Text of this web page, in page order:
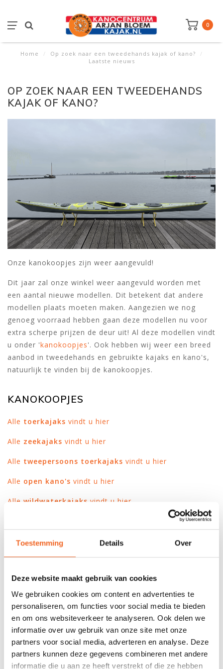
Toestemming Details Over
Deze website maakt gebruik van cookies
We gebruiken cookies om content en advertenties te
personaliseren, om functies voor social media te bieden
en om ons websiteverkeer te analyseren. Ook delen we
informatie over uw gebruik van onze site met onze
partners voor social media, adverteren en analyse. Deze
partners kunnen deze gegevens combineren met andere
informatie die u aan ze heeft verstrekt of die ze hebben
0
Home / Op zoek naar een tweedehands kajak of kano?
/
Laatste nieuws
OP ZOEK NAAR EEN TWEEDEHANDS
KAJAK OF KANO?
Onze kanokoopjes zijn weer aangevuld!
Dit jaar zal onze winkel weer aangevuld worden met
een aantal nieuwe modellen. Dit betekent dat andere
modellen plaats moeten maken. Aangezien we nog
genoeg voorraad hebben gaan deze modellen nu voor
extra scherpe prijzen de deur uit! Al deze modellen vindt
u onder 'kanokoopjes'. Ook hebben wij weer een breed
aanbod in tweedehands en gebruikte kajaks en kano's,
natuurlijk te vinden bij de kanokoopjes.
KANOKOOPJES
Alle toerkajaks vindt u hier
Alle zeekajaks vindt u hier
Alle tweepersoons toerkajaks vindt u hier
Alle open kano's vindt u hier
Alle wildwaterkajaks vindt u hier
Recente artikelen
Gemaakt van afgedankte visnetten: Palm's
Seawastex®
Nieuw: kajaks van Wilderness Systems
Terug van weggeweest: Gatz Kano's